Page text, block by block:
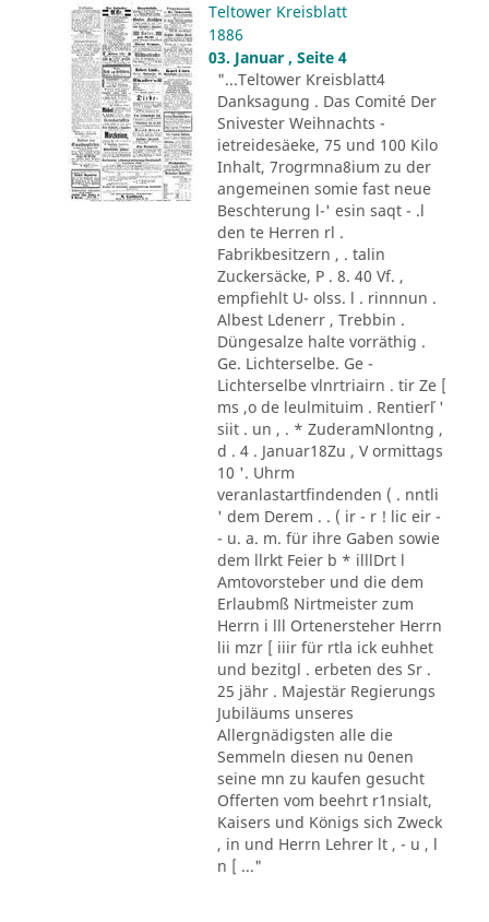
Teltower Kreisblatt
1886
03. Januar , Seite 4
"...Teltower Kreisblatt4
Danksagung . Das Comité Der
Snivester Weihnachts -
ietreidesäeke, 75 und 100 Kilo
Inhalt, 7rogrmna8ium zu der
angemeinen somie fast neue
Beschterung l-' esin saqt - .l
den te Herren rl .
Fabrikbesitzern , . talin
Zuckersäcke, P . 8. 40 Vf. ,
empfiehlt U- olss. l . rinnnun .
Albest Ldenerr , Trebbin .
Düngesalze halte vorräthig .
Ge. Lichterselbe. Ge -
Lichterselbe vlnrtriairn . tir Ze [
ms ,o de leulmituim . Rentier´l '
siit . un , . * ZuderamNlontng ,
d . 4 . Januar18Zu , V ormittags
10 '. Uhrm
veranlastartfindenden ( . nntli
' dem Derem . . ( ir - r ! lic eir -
- u. a. m. für ihre Gaben sowie
dem llrkt Feier b * illlDrt l
Amtovorsteber und die dem
Erlaubmß Nirtmeister zum
Herrn i lll Ortenersteher Herrn
lii mzr [ iiir für rtla ick euhhet
und bezitgl . erbeten des Sr .
25 jähr . Majestär Regierungs
Jubiläums unseres
Allergnädigsten alle die
Semmeln diesen nu 0enen
seine mn zu kaufen gesucht
Offerten vom beehrt r1nsialt,
Kaisers und Königs sich Zweck
, in und Herrn Lehrer lt , - u , l
n [ ..."